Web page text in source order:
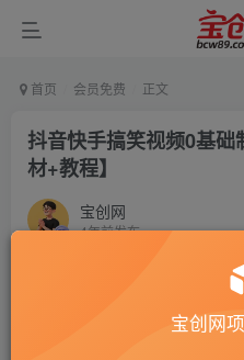
首页 会员免费 正文
抖音快手搞笑视频0基
材+教程】
宝创网
4年前发布
抖音快手搞笑视频0基础制作
宝创网